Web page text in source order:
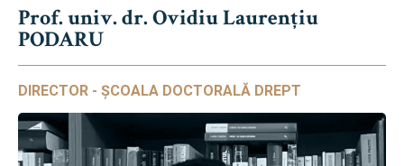
Prof. univ. dr. Ovidiu Laurențiu
PODARU
DIRECTOR - ȘCOALA DOCTORALĂ DREPT